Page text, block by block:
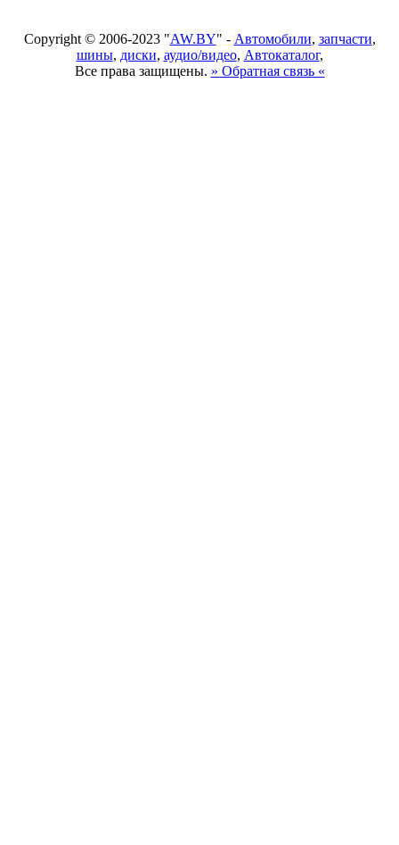
Copyright © 2006-2023 "AW.BY" - Автомобили, запчасти,
шины, диски, аудио/видео, Автокаталог,
Все права защищены. » Обратная связь «